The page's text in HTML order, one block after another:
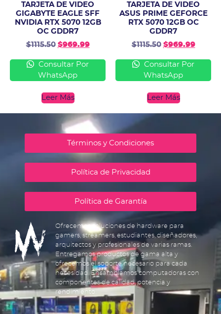
TARJETA DE VIDEO
GIGABYTE EAGLE SFF
NVIDIA RTX 5070 12GB
OC GDDR7
$1115.50 $969.99
Consultar Por
WhatsApp
Leer Más
TARJETA DE VIDEO
ASUS PRIME GEFORCE
RTX 5070 12GB OC
GDDR7
$1115.50 $969.99
Consultar Por
WhatsApp
Leer Más
Términos y Condiciones
Política de Privacidad
Política de Garantía
Ofrecemos soluciones de hardware para
gamers, streamers, estudiantes, diseñadores,
arquitectos y profesionales de varias ramas.
Entregamos productos de gama alta y
ofrecemos el soporte necesario para cada
necesidad. Ensamblamos computadoras con
componentes de calidad, potencia y
rendimiento.